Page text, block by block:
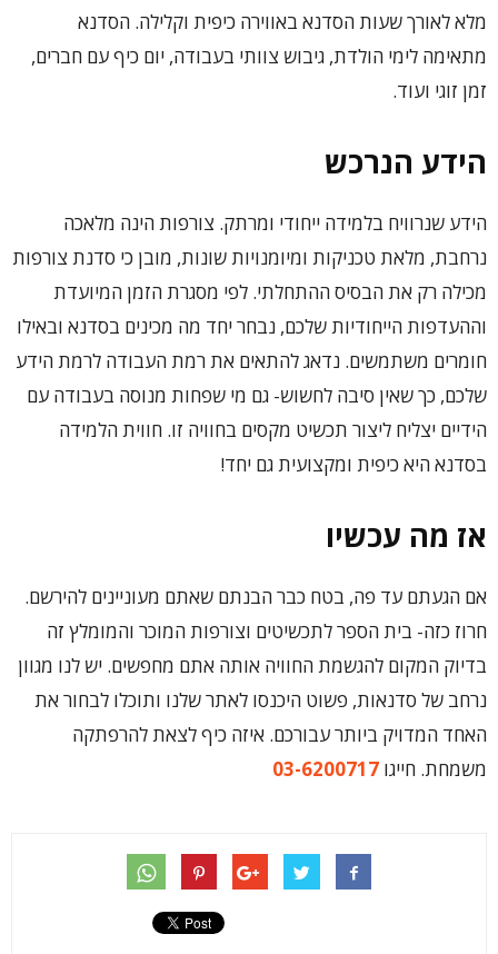
מלא לאורך שעות הסדנא באווירה כיפית וקלילה. הסדנא
מתאימה לימי הולדת, גיבוש צוותי בעבודה, יום כיף עם חברים,
זמן זוגי ועוד.
הידע הנרכש
הידע שנרוויח בלמידה ייחודי ומרתק. צורפות הינה מלאכה
נרחבת, מלאת טכניקות ומיומנויות שונות, מובן כי סדנת צורפות
מכילה רק את הבסיס ההתחלתי. לפי מסגרת הזמן המיועדת
וההעדפות הייחודיות שלכם, נבחר יחד מה מכינים בסדנא ובאילו
חומרים משתמשים. נדאג להתאים את רמת העבודה לרמת הידע
שלכם, כך שאין סיבה לחשוש- גם מי שפחות מנוסה בעבודה עם
הידיים יצליח ליצור תכשיט מקסים בחוויה זו. חווית הלמידה
בסדנא היא כיפית ומקצועית גם יחד!
אז מה עכשיו
אם הגעתם עד פה, בטח כבר הבנתם שאתם מעוניינים להירשם.
חרוז כזה- בית הספר לתכשיטים וצורפות המוכר והמומלץ זה
בדיוק המקום להגשמת החוויה אותה אתם מחפשים. יש לנו מגוון
נרחב של סדנאות, פשוט היכנסו לאתר שלנו ותוכלו לבחור את
האחד המדויק ביותר עבורכם. איזה כיף לצאת להרפתקה
משמחת. חייגו 03-6200717